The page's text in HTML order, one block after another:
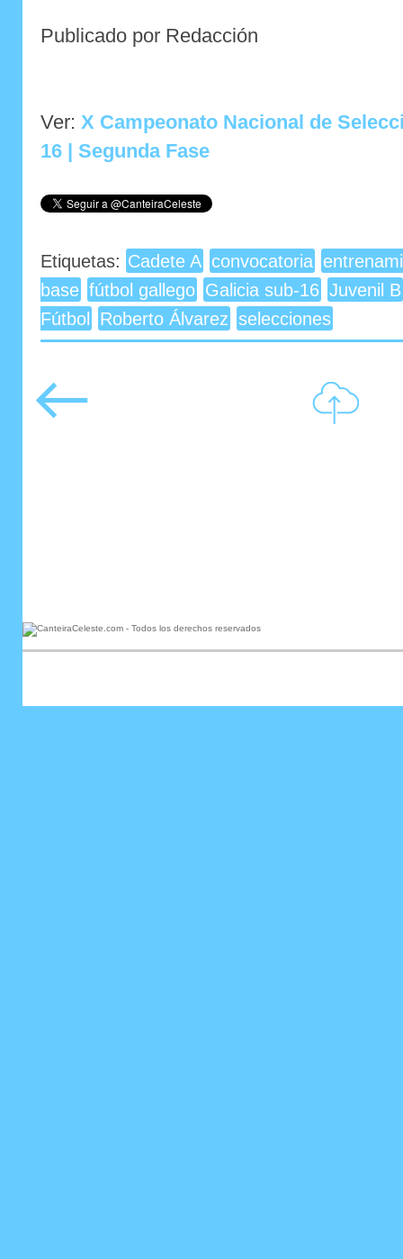
Publicado por Redacción
Ver: X Campeonato Nacional de
16 | Segunda Fase
Etiquetas: Cadete A convocatoria
base fútbol gallego Galicia sub-16 Juvenil B
Fútbol Roberto Álvarez selecciones